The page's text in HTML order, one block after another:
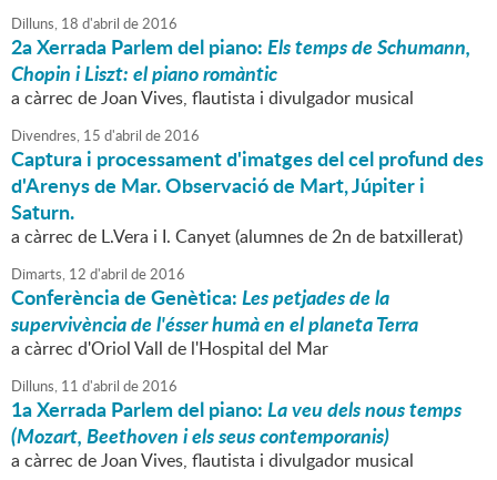
Dilluns, 18 d'abril de2016
2a XerradaParlem del piano:Els temps de Schumann,
Chopin i Liszt: el piano romàntic
a càrrec de Joan Vives, flautista i divulgador musical
Divendres, 15 d'abril de2016
Captura i processament d'imatges del cel profund des
d'Arenys de Mar. Observació de Mart, Júpiter i
Saturn.
a càrrec de L.Vera i I. Canyet (alumnes de 2n de batxillerat)
Dimarts, 12 d'abril de2016
Conferència de Genètica:Les petjades de la
supervivència de l'ésser humà en el planeta Terra
a càrrec d'Oriol Vall de l'Hospital del Mar
Dilluns, 11 d'abril de2016
1a XerradaParlem del piano:La veu dels nous temps
(Mozart, Beethoven i els seus contemporanis)
a càrrec de Joan Vives, flautista i divulgador musical